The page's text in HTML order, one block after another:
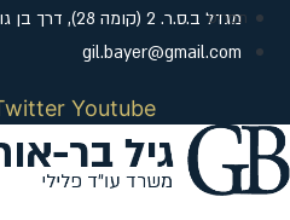
דלג
לתוכן
מגדל ב.ס.ר. 2 (קומה 28), דרך בן גוריון 1, בני ברק
gil.bayer@gmail.com
Youtube